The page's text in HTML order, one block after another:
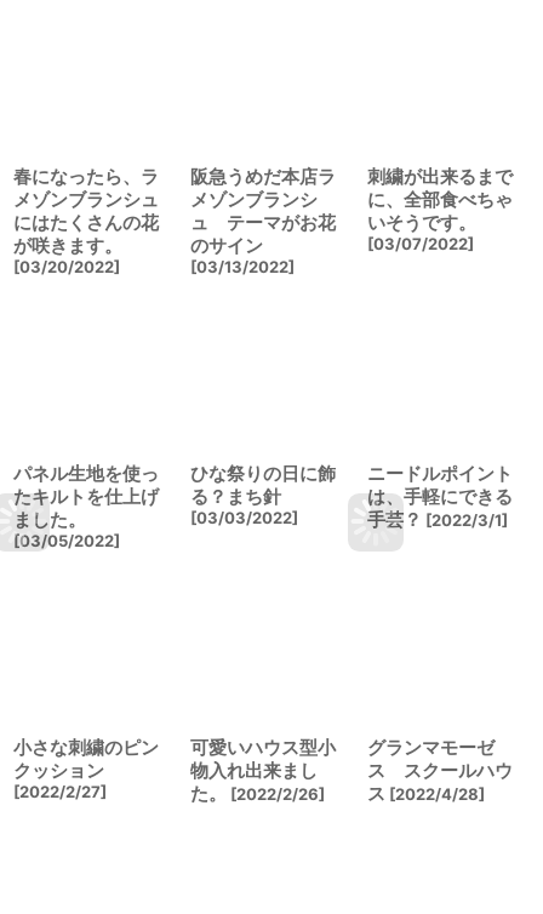
春になったら、ラ
メゾンブランシュ
にはたくさんの花
が咲きます。
[03/20/2022]
阪急うめだ本店ラ
メゾンブランシ
ュ テーマがお花
のサイン
[03/13/2022]
刺繍が出来るまで
に、全部食べちゃ
いそうです。
[03/07/2022]
パネル生地を使っ
たキルトを仕上げ
ました。
[03/05/2022]
ひな祭りの日に飾
る？まち針
[03/03/2022]
ニードルポイント
は、手軽にできる
手芸？ [2022/3/1]
小さな刺繍のピン
クッション
[2022/2/27]
可愛いハウス型小
物入れ出来まし
た。
[2022/2/26]
グランマモーゼ
ス スクールハウ
ス [2022/4/28]